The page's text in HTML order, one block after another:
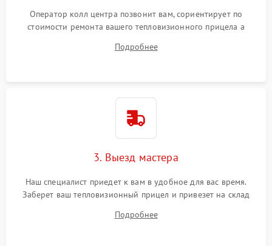
Оператор колл центра позвонит вам, сориентирует по
стоимости ремонта вашего тепловизионного прицела а
Подробнее
3. Выезд мастера
Наш специалист приедет к вам в удобное для вас время.
Заберет ваш тепловизионный прицел и привезет на склад
Подробнее